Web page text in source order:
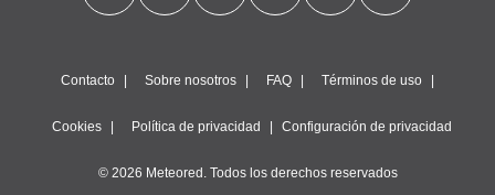
Contacto Sobre nosotros FAQ Términos de uso
Cookies Política de privacidad Configuración de privacidad
© 2026 Meteored. Todos los derechos reservados